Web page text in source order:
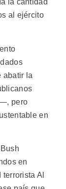
la cantidad
al ejército
abatir la
pero
en
en
Al